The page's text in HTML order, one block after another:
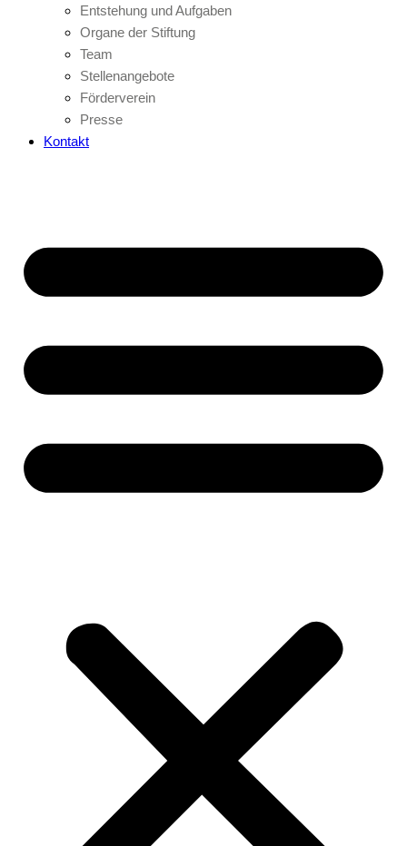
Entstehung und Aufgaben
Organe der Stiftung
Team
Stellenangebote
Förderverein
Presse
Kontakt